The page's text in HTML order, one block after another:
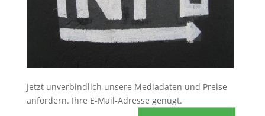
Jetzt unverbindlich unsere Mediadaten und Preise
anfordern. Ihre E-Mail-Adresse genügt.